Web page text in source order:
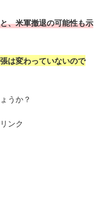
、米軍撤退の可能性も示
は変わっていないので
うか？
ンク